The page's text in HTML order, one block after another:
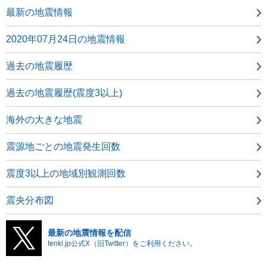
最新の地震情報
2020年07月24日の地震情報
過去の地震履歴
過去の地震履歴(震度3以上)
海外の大きな地震
震源地ごとの地震発生回数
震度3以上の地域別観測回数
震央分布図
最新の地震情報を配信
tenki.jp公式X（旧Twitter）をご利用ください。